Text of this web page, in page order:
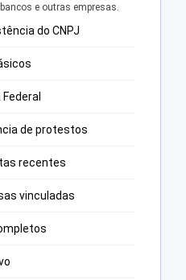
e outras empresas.
do CNPJ
de protestos
recentes
vinculadas